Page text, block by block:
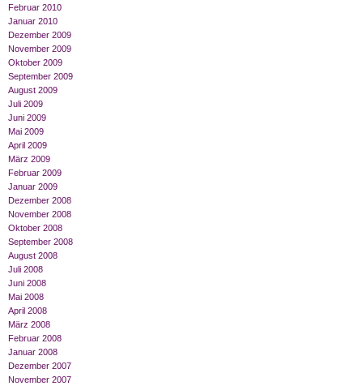
Februar 2010
Januar 2010
Dezember 2009
November 2009
Oktober 2009
September 2009
August 2009
Juli 2009
Juni 2009
Mai 2009
April 2009
März 2009
Februar 2009
Januar 2009
Dezember 2008
November 2008
Oktober 2008
September 2008
August 2008
Juli 2008
Juni 2008
Mai 2008
April 2008
März 2008
Februar 2008
Januar 2008
Dezember 2007
November 2007